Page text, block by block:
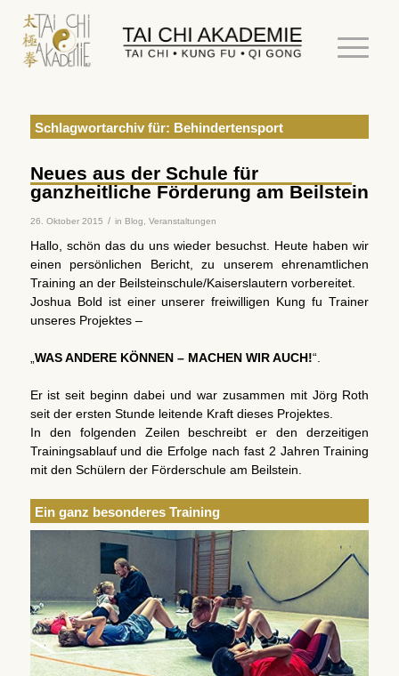
Schlagwortarchiv für: Behindertensport
Neues aus der Schule für
ganzheitliche Förderung am Beilstein
26. Oktober 2015 / in Blog Veranstaltungen
Hallo, schön das du uns wieder besuchst. Heute haben wir
einen persönlichen Bericht, zu unserem ehrenamtlichen
Training an der Beilsteinschule/Kaiserslautern vorbereitet.
Joshua Bold ist einer unserer freiwilligen Kung fu Trainer
unseres Projektes –
WAS ANDERE KÖNNEN – MACHEN WIR AUCH!“.
Er ist seit beginn dabei und war zusammen mit Jörg Roth
seit der ersten Stunde leitende Kraft dieses Projektes.
In den folgenden Zeilen beschreibt er den derzeitigen
Trainingsablauf und die Erfolge nach fast 2 Jahren Training
mit den Schülern der Förderschule am Beilstein.
Ein ganz besonderes Training